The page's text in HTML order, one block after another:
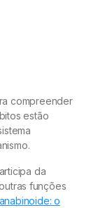
compreender
estão
da
funções
o